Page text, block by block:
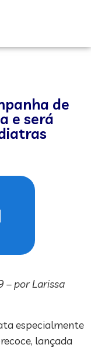
de
e será
– por Larissa
especialmente
lançada